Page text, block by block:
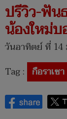
ปรีวิว-ฟัน
น้องใหม่บ
วันอาทิตย์ ที่ 14
Tag : กือราเซา